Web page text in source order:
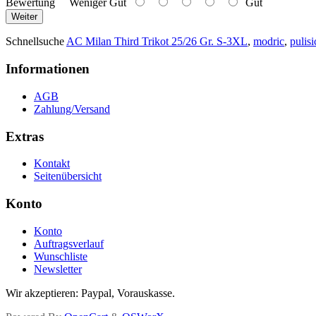
Bewertung Weniger Gut Gut
Weiter
Schnellsuche AC Milan Third Trikot 25/26 Gr. S-3XL, modric,
Informationen
AGB
Zahlung/Versand
Extras
Kontakt
Seitenübersicht
Konto
Konto
Auftragsverlauf
Wunschliste
Newsletter
Wir akzeptieren: Paypal, Vorauskasse.